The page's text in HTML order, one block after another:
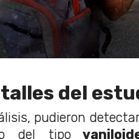
del
pudieron
del tipo